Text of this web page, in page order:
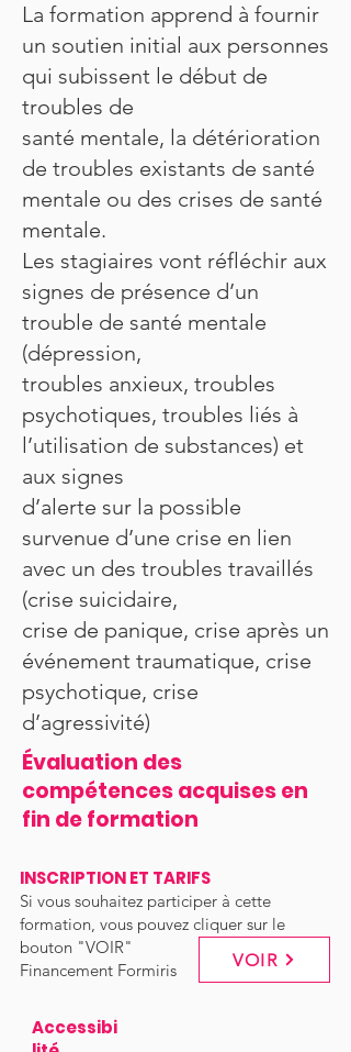
La formation apprend à fournir
un soutien initial aux personnes
qui subissent le début de
troubles de
santé mentale, la détérioration
de troubles existants de santé
mentale ou des crises de santé
mentale.
Les stagiaires vont réfléchir aux
signes de présence d’un
trouble de santé mentale
(dépression,
troubles anxieux, troubles
psychotiques, troubles liés à
l’utilisation de substances) et
aux signes
d’alerte sur la possible
survenue d’une crise en lien
avec un des troubles travaillés
(crise suicidaire,
crise de panique, crise après un
événement traumatique, crise
psychotique, crise
d’agressivité)
Évaluation des
compétences acquises en
fin de formation
INSCRIPTION ET TARIFS
Si vous souhaitez participer à cette
formation, vous pouvez cliquer sur le
bouton "VOIR"
Financement Formiris
VOIR
Accessibi